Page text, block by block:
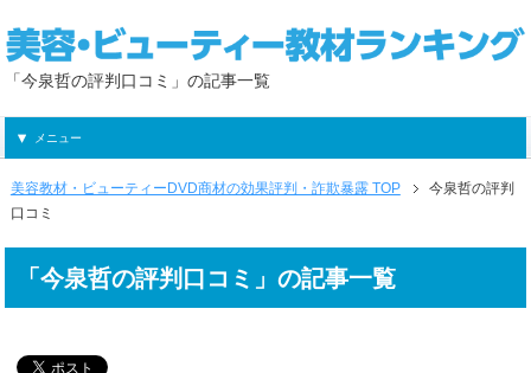
「今泉哲の評判口コミ」の記事一覧
メニュー
美容教材・ビューティーDVD商材の効果評判・詐欺暴露 TOP
今泉哲の評判
口コミ
「今泉哲の評判口コミ」の記事一覧